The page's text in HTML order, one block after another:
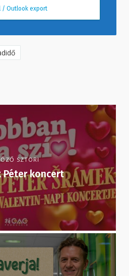
/ Outlook export
SZTORI
Péter koncert